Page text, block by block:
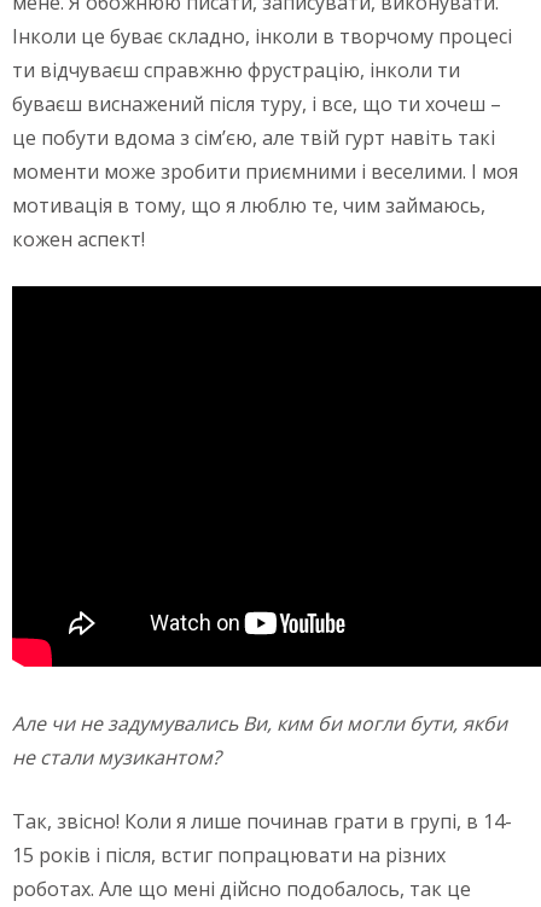
Інколи це буває складно, інколи в творчому процесі
ти відчуваєш справжню фрустрацію, інколи ти
буваєш виснажений після туру, і все, що ти хочеш –
це побути вдома з сім’єю, але твій гурт навіть такі
моменти може зробити приємними і веселими. І моя
мотивація в тому, що я люблю те, чим займаюсь,
кожен аспект!
Але чи не задумувались Ви, ким би могли бути, якби
не стали музикантом?
Так, звісно! Коли я лише починав грати в групі, в 14-
15 років і після, встиг попрацювати на різних
роботах. Але що мені дійсно подобалось, так це